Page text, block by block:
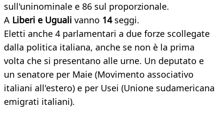
sull'uninominale e 86 sul proporzionale.
A Liberi e Uguali vanno 14 seggi.
Eletti anche 4 parlamentari a due forze scollegate
dalla politica italiana, anche se non è la prima
volta che si presentano alle urne. Un deputato e
un senatore per Maie (Movimento associativo
italiani all'estero) e per Usei (Unione sudamericana
emigrati italiani).